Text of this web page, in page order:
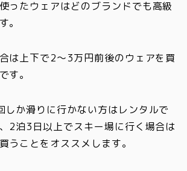
ったウェアはどのブランドでも高級
。
は上下で2～3万円前後のウェアを買
です。
しか滑りに行かない方はレンタルで
2泊3日以上でスキー場に行く場合は
うことをオススメします。